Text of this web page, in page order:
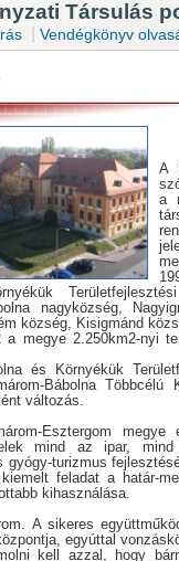
Társulás
Vendégkönyv
A
a
nagyközség,
község, Kisigmánd
a megye 2.250km2-nyi
és Környékük
Bábolna
változás.
Esztergom
mind az ipar, mind
gyógy-turizmus
feladat a határ-
kihasználása.
A sikeres
egyúttal
kell azzal, hogy